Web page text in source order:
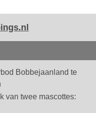
Bobbejaanland te
van twee mascottes: